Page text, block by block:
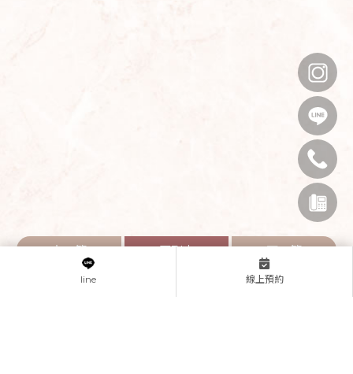
上一篇 回列表 下一篇
line 線上預約